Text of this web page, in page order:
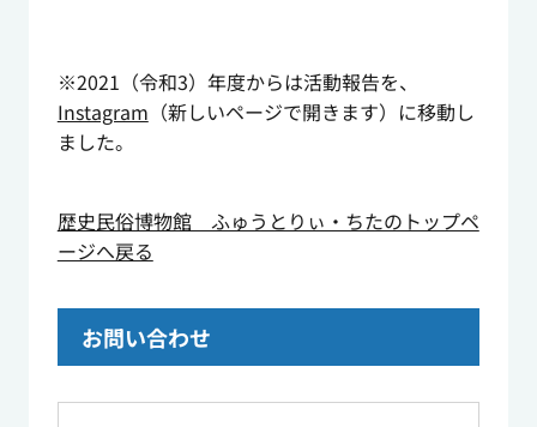
※2021（令和3）年度からは活動報告を、
Instagram （新しいページで開きます）に移動し
ました。
歴史民俗博物館 ふゅうとりぃ・ちたのトップペ
ージへ戻る
お問い合わせ